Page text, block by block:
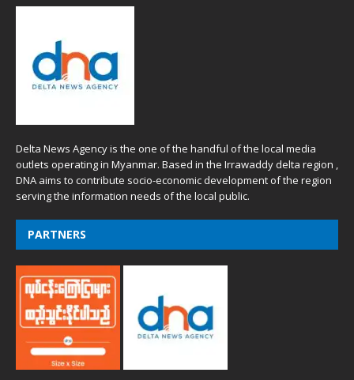
Delta News Agency is the one of the handful of the local media
outlets operating in Myanmar. Based in the Irrawaddy delta region ,
DNA aims to contribute socio-economic development of the region
serving the information needs of the local public.
PARTNERS